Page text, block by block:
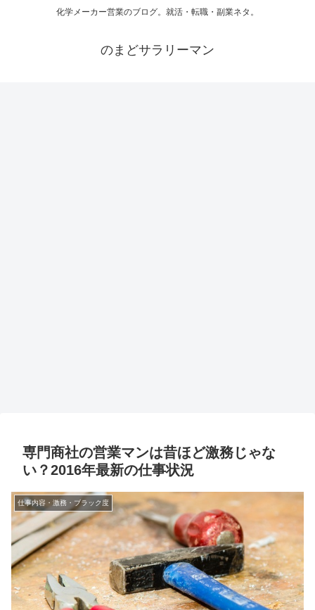
化学メーカー営業のブログ。就活・転職・副業ネタ。
のまどサラリーマン
専門商社の営業マンは昔ほど激務じゃな
い？2016年最新の仕事状況
仕事内容・激務・ブラック度